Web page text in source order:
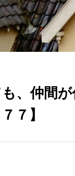
、仲間
７】